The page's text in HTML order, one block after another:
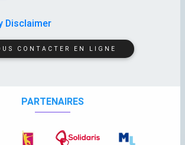
Disclaimer
CONTACTER EN LIGNE
PARTENAIRES